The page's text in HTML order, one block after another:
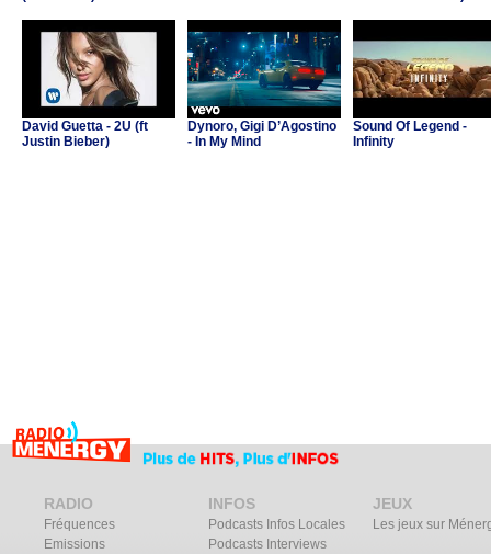
David Guetta - 2U (ft
Justin Bieber)
Dynoro, Gigi D’Agostino
- In My Mind
Sound Of Legend -
Infinity
RADIO
Fréquences
Emissions
INFOS
Podcasts Infos Locales
Podcasts Interviews
JEUX
Les jeux sur